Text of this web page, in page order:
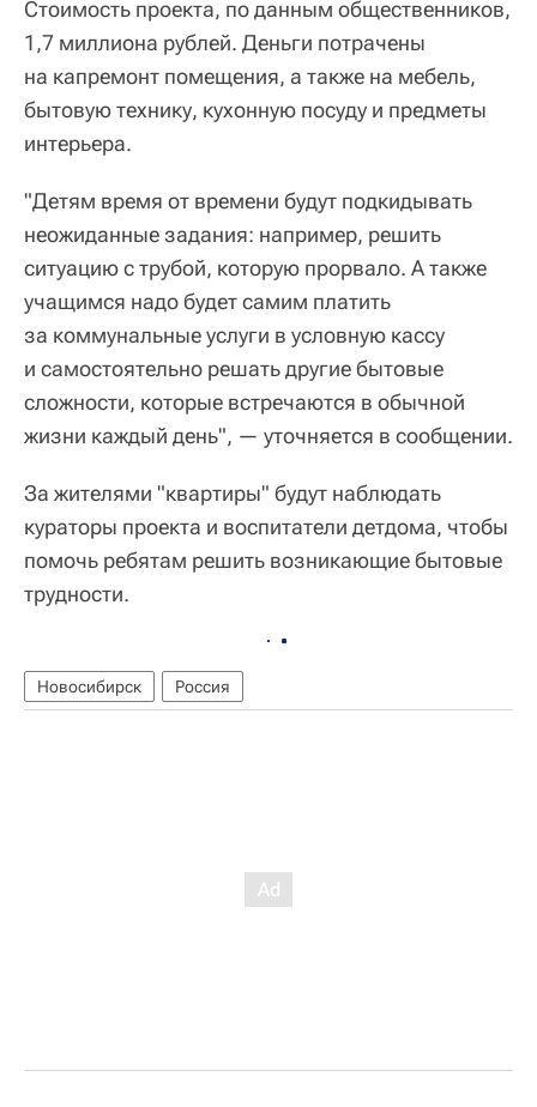
Стоимость проекта, по данным общественников,
1,7 миллиона рублей. Деньги потрачены
на капремонт помещения, а также на мебель,
бытовую технику, кухонную посуду и предметы
интерьера.
"Детям время от времени будут подкидывать
неожиданные задания: например, решить
ситуацию с трубой, которую прорвало. А также
учащимся надо будет самим платить
за коммунальные услуги в условную кассу
и самостоятельно решать другие бытовые
сложности, которые встречаются в обычной
жизни каждый день", — уточняется в сообщении.
За жителями "квартиры" будут наблюдать
кураторы проекта и воспитатели детдома, чтобы
помочь ребятам решить возникающие бытовые
трудности.
Новосибирск Россия